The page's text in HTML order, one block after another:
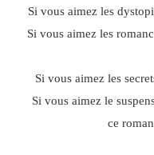
Si vous aimez les
Si vous aimez les
Si vous aimez les
Si vous aimez le
ce